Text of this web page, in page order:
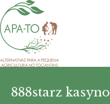
para
o
conteúdo
888starz kasyno